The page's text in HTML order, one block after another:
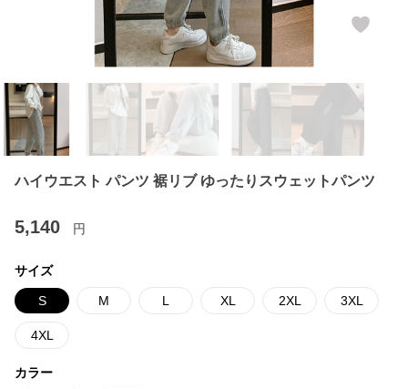
ハイウエスト パンツ 裾リブ ゆったりスウェットパンツ
5,140 円
サイズ
S M L XL 2XL 3XL
4XL
カラー